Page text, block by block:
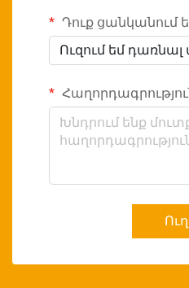
Դուք ցանկանում
Ուզում եմ